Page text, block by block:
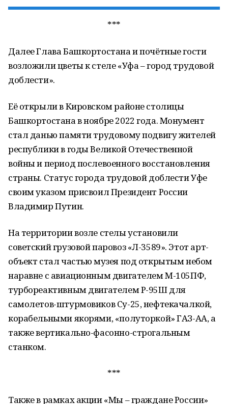
***
Далее Глава Башкортостана и почётные гости
возложили цветы к стеле «Уфа – город трудовой
доблести».
Её открыли в Кировском районе столицы
Башкортостана в ноябре 2022 года. Монумент
стал данью памяти трудовому подвигу жителей
республики в годы Великой Отечественной
войны и период послевоенного восстановления
страны. Статус города трудовой доблести Уфе
своим указом присвоил Президент России
Владимир Путин.
На территории возле стелы установили
советский грузовой паровоз «Л-3589». Этот арт-
объект стал частью музея под открытым небом
наравне с авиационным двигателем М-105ПФ,
турбореактивным двигателем Р-95Ш для
самолетов-штурмовиков Су-25, нефтекачалкой,
корабельными якорями, «полуторкой» ГАЗ-АА, а
также вертикально-фасонно-строгальным
станком.
***
Также в рамках акции «Мы – граждане России»